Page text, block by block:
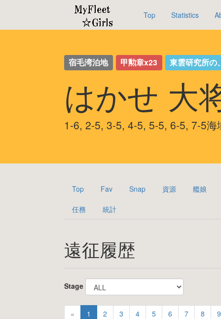
Top Statistics
宿毛湾泊地 甲勲章x23 東雲研究所
はかせ 大
1-6, 2-5, 3-5, 4-5, 5-5, 6-5, 7-5海
Top Fav Snap 資源 艦娘
任務 統計
遠征履歴
Stage
« 1 2 3 4 5 6 7 8 9